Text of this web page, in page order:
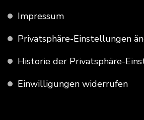
Impressum
Privatsphäre-Einstellungen
Historie der Privatsphäre-
Einwilligungen widerrufen